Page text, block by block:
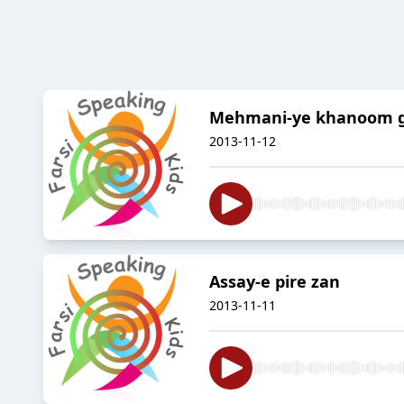
Mehmani-ye khanoom
2013-11-12
Assay-e pire zan
2013-11-11